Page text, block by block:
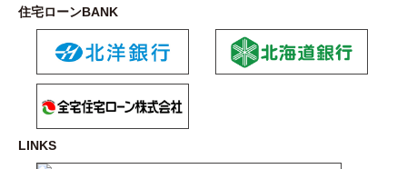
住宅ローンBANK
LINKS